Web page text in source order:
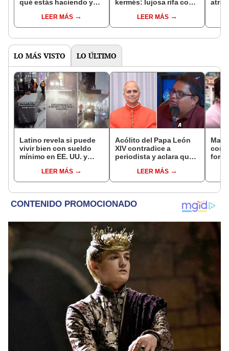
qué estás haciendo y
TikTokLEER MÁS
kermés: lujosa rifa con
premio y más
LEER MÁS
LO MÁS VISTO LO ÚLTIMO
Latino revela si puede
vivir bien con sueldo
mínimo en EE. UU. y
“En mi país gano más”
LEER MÁS
Acólito del Papa León
XIV contradice a
periodista y aclara que
"Siempre regalaba
camisetas del Aurich"
LEER MÁS